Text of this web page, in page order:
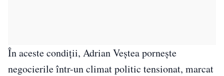
În aceste condiții, Adrian Veștea pornește
negocierile într-un climat politic tensionat, marcat